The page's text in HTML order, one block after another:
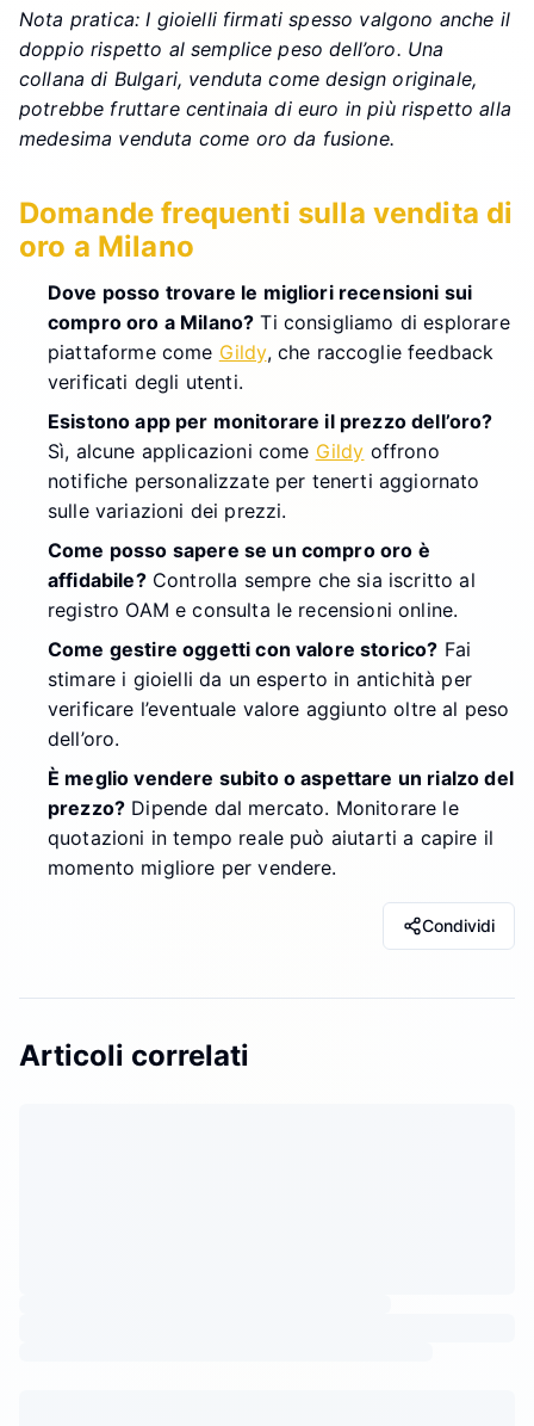
Nota pratica: I gioielli firmati spesso valgono anche il
doppio rispetto al semplice peso dell’oro. Una
collana di Bulgari, venduta come design originale,
potrebbe fruttare centinaia di euro in più rispetto alla
medesima venduta come oro da fusione.
Domande frequenti sulla vendita di
oro a Milano
Dove posso trovare le migliori recensioni sui
compro oro a Milano? Ti consigliamo di esplorare
piattaforme come Gildy, che raccoglie feedback
verificati degli utenti.
Esistono app per monitorare il prezzo dell’oro?
Sì, alcune applicazioni come Gildy offrono
notifiche personalizzate per tenerti aggiornato
sulle variazioni dei prezzi.
Come posso sapere se un compro oro è
affidabile?Controlla sempre che sia iscritto al
registro OAM e consulta le recensioni online.
Come gestire oggetti con valore storico? Fai
stimare i gioielli da un esperto in antichità per
verificare l’eventuale valore aggiunto oltre al peso
dell’oro.
È meglio vendere subito o aspettare un rialzo del
prezzo? Dipende dal mercato. Monitorare le
quotazioni in tempo reale può aiutarti a capire il
momento migliore per vendere.
Condividi
Articoli correlati